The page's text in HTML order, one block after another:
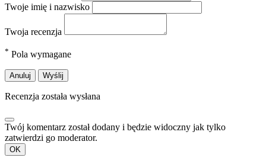
Twoje imię i nazwisko
Twoja recenzja
* Pola wymagane
Anuluj Wyślij
Recenzja została wysłana
Twój komentarz został dodany i będzie widoczny jak tylko
zatwierdzi go moderator.
OK